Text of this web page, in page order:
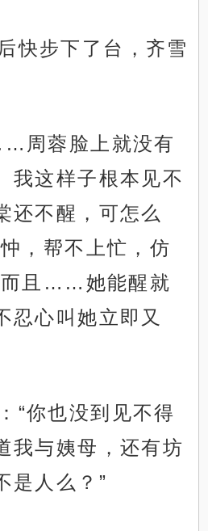
快步下了台，齐雪
周蓉脸上就没有
我这样子根本见不
还不醒，可怎么
，帮不上忙，仿
而且……她能醒就
忍心叫她立即又
“你也没到见不得
我与姨母，还有坊
是人么？”